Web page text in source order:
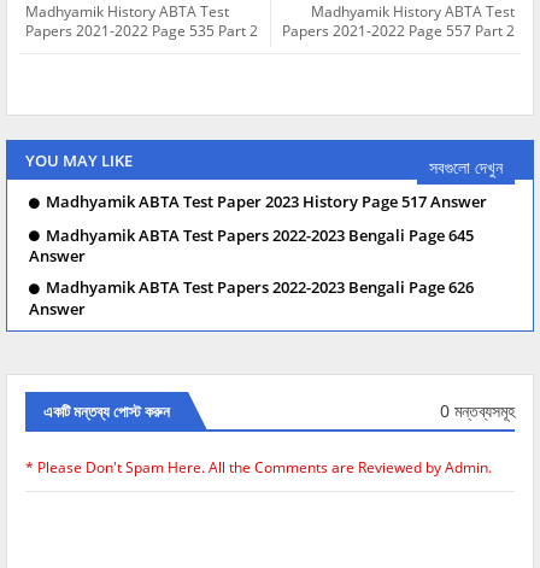
Madhyamik History ABTA Test
Papers 2021-2022 Page 557 Part 2
Madhyamik History ABTA Test
Papers 2021-2022 Page 535 Part 2
YOU MAY LIKE সবগুলো দেখুন
Madhyamik ABTA Test Paper 2023 History Page 517 Answer
Madhyamik ABTA Test Papers 2022-2023 Bengali Page 645
Answer
Madhyamik ABTA Test Papers 2022-2023 Bengali Page 626
Answer
একটি মন্তব্য পোস্ট করুন 0 মন্তব্যসমূহ
* Please Don't Spam Here. All the Comments are Reviewed by Admin.